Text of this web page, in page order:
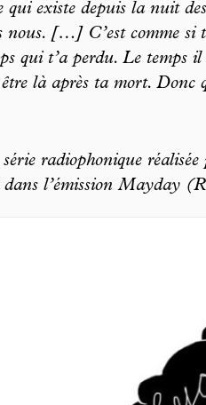
qui existe depuis la nuit
nous. […] C’est comme si
qui t’a perdu. Le temps
là après ta mort. Donc
radiophonique
dans l’émission Mayday